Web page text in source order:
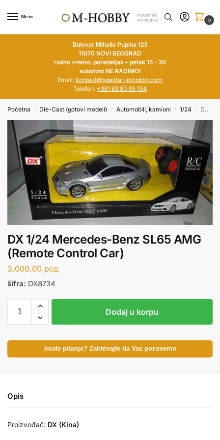
Meni
0
Bulevar Mihaila Pupina 123
11070 NOVI BEOGRAD
radno vreme: ponedeljak – petak 15 – 20
subotom NE RADIMO!
Email: kontakt@spektar-mhobby.com
Telefon: +381 63 80 95 154
Početna / Die-Cast (gotovi modeli) / Automobili, kamioni / 1/24 / DX 1/24 Mercedes-Benz SL65 AMG (Remote Control Car)
DX 1/24 Mercedes-Benz SL65 AMG
(Remote Control Car)
3.000,00 рсд
šifra: DX8734
Dodaj u korpu
Imate pitanje? Zahtevajte da Vas pozovemo
Opis
Proizvođač: DX (Kina)